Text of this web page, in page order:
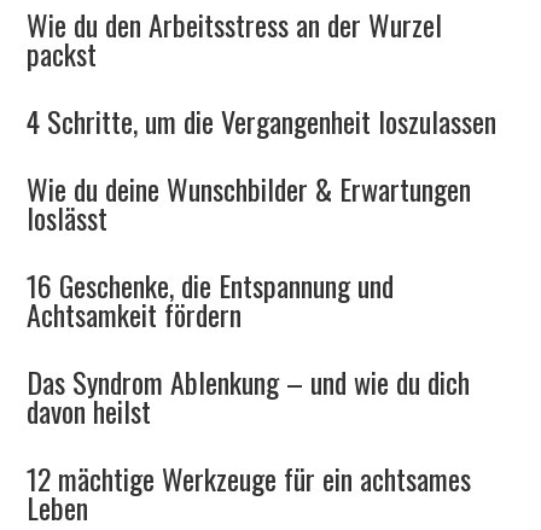
Wie du den Arbeitsstress an der Wurzel
packst
4 Schritte, um die Vergangenheit loszulassen
Wie du deine Wunschbilder & Erwartungen
loslässt
16 Geschenke, die Entspannung und
Achtsamkeit fördern
Das Syndrom Ablenkung – und wie du dich
davon heilst
12 mächtige Werkzeuge für ein achtsames
Leben